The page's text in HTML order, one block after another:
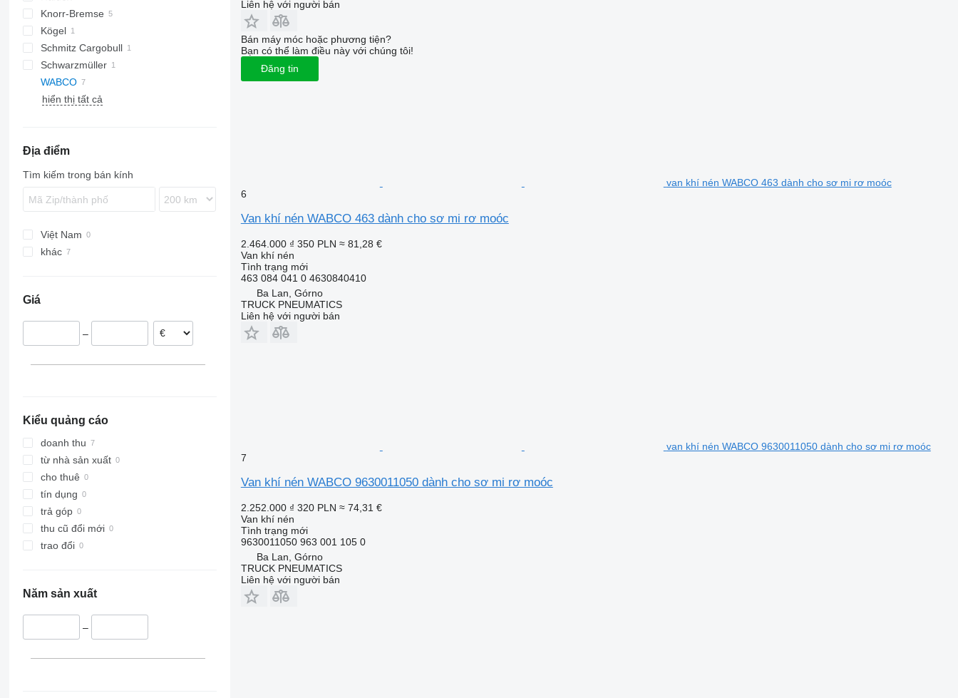
Knorr-Bremse
Kögel
Schmitz Cargobull
Schwarzmüller
WABCO
hiển thị tất cả
Địa điểm
Tìm kiếm trong bán kính
Việt Nam
khác
Giá
–
Kiểu quảng cáo
doanh thu
từ nhà sản xuất
cho thuê
tín dụng
trả góp
thu cũ đổi mới
trao đổi
Năm sản xuất
–
Liên hệ với người bán
Bán máy móc hoặc phương tiện?
Bạn có thể làm điều này với chúng tôi!
Đăng tin
van khí nén WABCO 463 dành cho sơ mi rơ moóc
6
Van khí nén WABCO 463 dành cho sơ mi rơ moóc
2.464.000 ₫ 350 PLN ≈ 81,28 €
Van khí nén
Tình trạng mới
463 084 041 0 4630840410
Ba Lan, Górno
TRUCK PNEUMATICS
Liên hệ với người bán
van khí nén WABCO 9630011050 dành cho sơ mi rơ moóc
7
Van khí nén WABCO 9630011050 dành cho sơ mi rơ moóc
2.252.000 ₫ 320 PLN ≈ 74,31 €
Van khí nén
Tình trạng mới
9630011050 963 001 105 0
Ba Lan, Górno
TRUCK PNEUMATICS
Liên hệ với người bán